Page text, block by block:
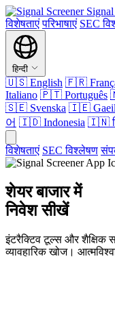
विशेषताएं परिभाषाएं SEC
हिन्दी
🇺🇸 English 🇫🇷
Italiano 🇵🇹 Português
🇸🇪 Svenska 🇮🇪
어 🇮🇩 Indonesia 🇮🇳
विशेषताएं SEC विश्लेषण
शेयर बाजार में
निवेश सीखें
इंटरैक्टिव टूल्स और शैक्षिक
व्यावहारिक खोज।